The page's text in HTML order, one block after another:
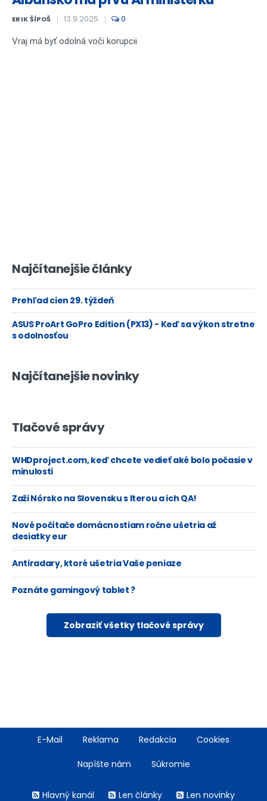
ERIK ŠÍPOŠ 13.9.2025 0
Vraj má byť odolná voči korupcii
Najčítanejšie články
Prehľad cien 29. týždeň
ASUS ProArt GoPro Edition (PX13) - Keď sa výkon stretne
s odolnosťou
Najčítanejšie novinky
Tlačové správy
WHDproject.com, keď chcete vedieť aké bolo počasie v
minulosti
Zaži Nórsko na Slovensku s Iterou a ich QA!
Nové počítače domácnostiam ročne ušetria až
desiatky eur
Antiradary, ktoré ušetria Vaše peniaze
Poznáte gamingový tablet ?
Zobraziť všetky tlačové správy
FooterE-Mail Reklama Redakcia Cookies
Napíšte nám Súkromie
Hlavný kanál Len články Len novinky